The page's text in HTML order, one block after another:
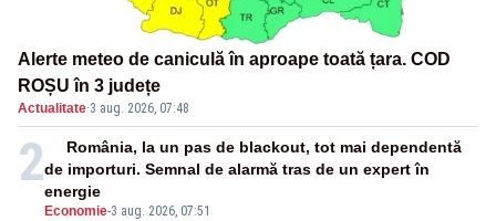
Alerte meteo de caniculă în aproape toată țara. COD
ROȘU în 3 județe
Actualitate·3 aug. 2026, 07:48
2
Economie-3 aug. 2026, 07:51
România, la un pas de blackout, tot mai dependentă
de importuri. Semnal de alarmă tras de un expert în
energie